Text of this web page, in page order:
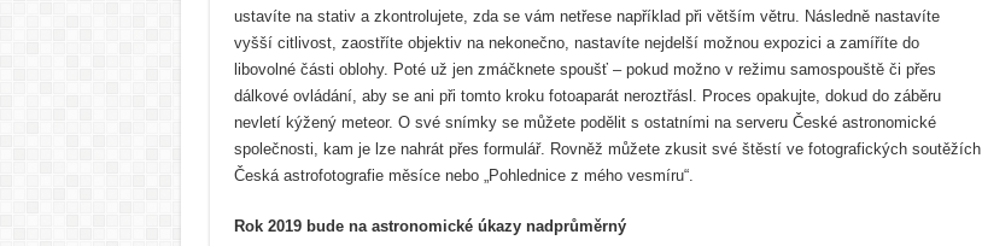
ustavíte na stativ a zkontrolujete, zda se vám netřese například při větším větru. Následně nastavíte
vyšší citlivost, zaostříte objektiv na nekonečno, nastavíte nejdelší možnou expozici a zamíříte do
libovolné části oblohy. Poté už jen zmáčknete spoušť – pokud možno v režimu samospouště či přes
dálkové ovládání, aby se ani při tomto kroku fotoaparát neroztřásl. Proces opakujte, dokud do záběru
nevletí kýžený meteor. O své snímky se můžete podělit s ostatními na serveru České astronomické
společnosti, kam je lze nahrát přes formulář. Rovněž můžete zkusit své štěstí ve fotografických soutěžích
Česká astrofotografie měsíce nebo „Pohlednice z mého vesmíru“.
Rok 2019 bude na astronomické úkazy nadprůměrný